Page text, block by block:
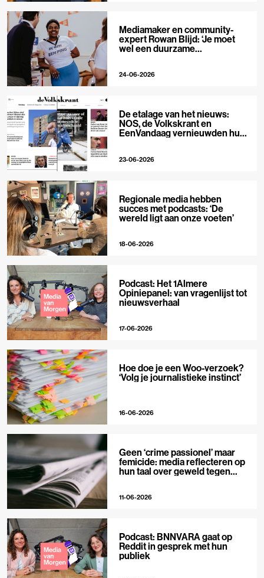
Mediamaker en community-
expert Rowan Blijd: ‘Je moet
wel een duurzame
24-06-2026
De etalage van het nieuws:
NOS, de Volkskrant en
EenVandaag vernieuwden hun
23-06-2026
Regionale media hebben
succes met podcasts: ‘De
wereld ligt aan onze voeten’
18-06-2026
Podcast: Het 1Almere
Opiniepanel: van vragenlijst tot
nieuwsverhaal
17-06-2026
Hoe doe je een Woo-verzoek?
‘Volg je journalistieke instinct’
16-06-2026
Geen ‘crime passionel’ maar
femicide: media reflecteren op
hun taal over geweld tegen
11-06-2026
Podcast: BNNVARA gaat op
Reddit in gesprek met hun
publiek